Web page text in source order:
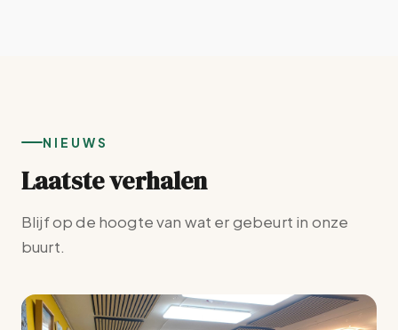
NIEUWS
Laatste verhalen
Blijf op de hoogte van wat er gebeurt in onze
buurt.